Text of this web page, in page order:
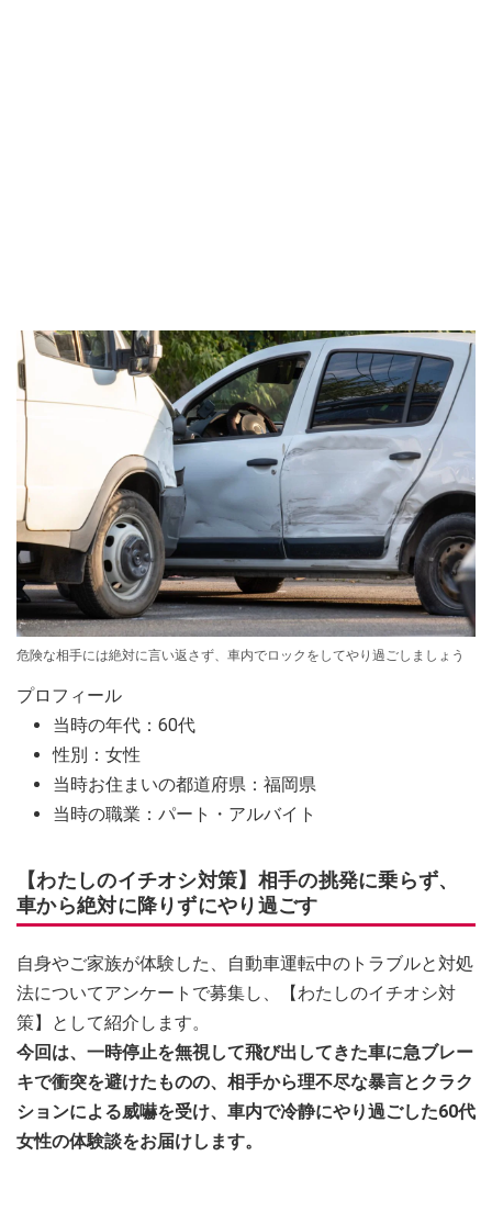
危険な相手には絶対に言い返さず、車内でロックをしてやり過ごしましょう
プロフィール
当時の年代：60代
性別：女性
当時お住まいの都道府県：福岡県
当時の職業：パート・アルバイト
【わたしのイチオシ対策】相手の挑発に乗らず、
車から絶対に降りずにやり過ごす
自身やご家族が体験した、自動車運転中のトラブルと対処
法についてアンケートで募集し、【わたしのイチオシ対
策】として紹介します。
今回は、一時停止を無視して飛び出してきた車に急ブレー
キで衝突を避けたものの、相手から理不尽な暴言とクラク
ションによる威嚇を受け、車内で冷静にやり過ごした60代
女性の体験談をお届けします。